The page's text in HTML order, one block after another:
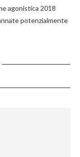
agonistica 2018
potenzialmente